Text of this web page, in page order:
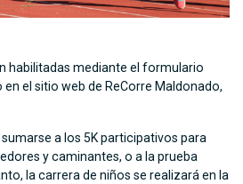
habilitadas mediante el formulario
el sitio web de ReCorre Maldonado,
a los 5K participativos para
y caminantes, o a la prueba
la carrera de niños se realizará en la